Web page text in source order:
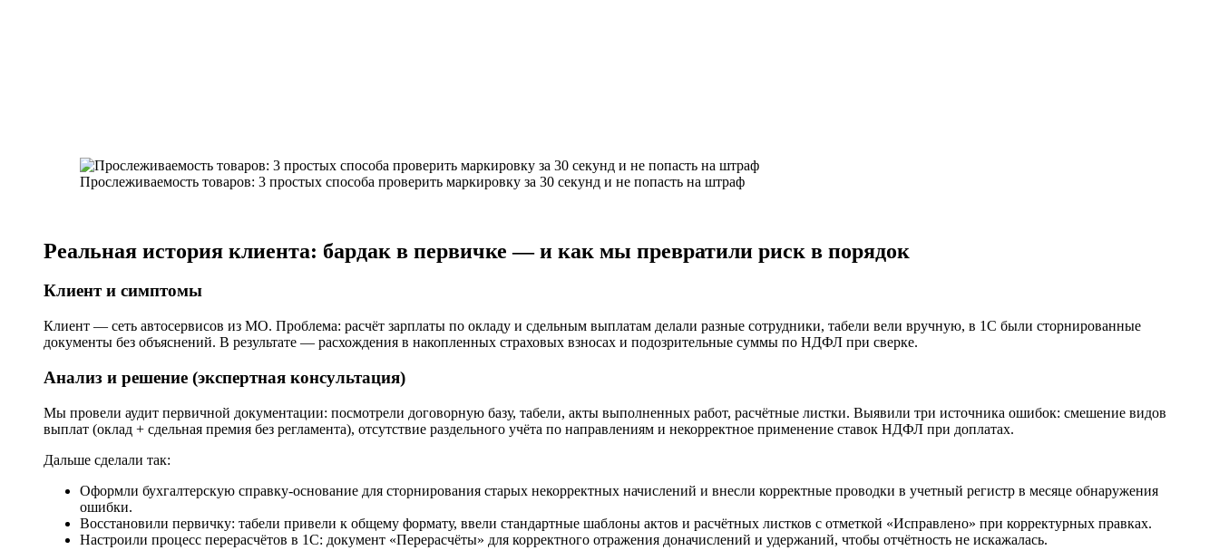
Прослеживаемость товаров: 3 простых способа проверить маркировку за 30 секунд и не попасть на штраф
Реальная история клиента: бардак в первичке — и как мы превратили риск в порядок
Клиент и симптомы
Клиент — сеть автосервисов из МО. Проблема: расчёт зарплаты по окладу и сдельным выплатам делали разные сотрудники, табели вели вручную, в 1С были сторнированные
документы без объяснений. В результате — расхождения в накопленных страховых взносах и подозрительные суммы по НДФЛ при сверке.
Анализ и решение (экспертная консультация)
Мы провели аудит первичной документации: посмотрели договорную базу, табели, акты выполненных работ, расчётные листки. Выявили три источника ошибок: смешение видов
выплат (оклад + сдельная премия без регламента), отсутствие раздельного учёта по направлениям и некорректное применение ставок НДФЛ при доплатах.
Дальше сделали так:
Оформли бухгалтерскую справку-основание для сторнирования старых некорректных начислений и внесли корректные проводки в учетный регистр в месяце обнаружения
ошибки.
Восстановили первичку: табели привели к общему формату, ввели стандартные шаблоны актов и расчётных листков с отметкой «Исправлено» при корректурных правках.
Настроили процесс перерасчётов в 1С: документ «Перерасчёты» для корректного отражения доначислений и удержаний, чтобы отчётность не искажалась.